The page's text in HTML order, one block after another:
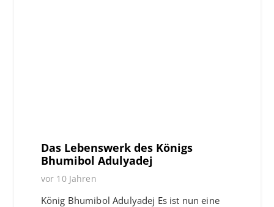
Das Lebenswerk des Königs
Bhumibol Adulyadej
vor 10 Jahren
König Bhumibol Adulyadej Es ist nun eine